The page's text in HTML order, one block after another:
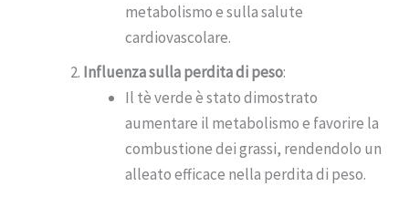
metabolismo e sulla salute
cardiovascolare.
Influenza sulla perdita di peso:
Il tè verde è stato dimostrato
aumentare il metabolismo e favorire la
combustione dei grassi, rendendolo un
alleato efficace nella perdita di peso.